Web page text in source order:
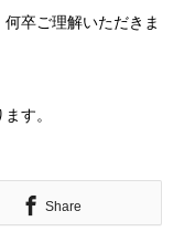
卒ご理解いただきま
す。
Share